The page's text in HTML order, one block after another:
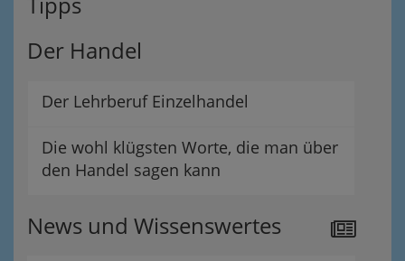
Der Handel
Der Lehrberuf Einzelhandel
Die wohl klügsten Worte, die man über
den Handel sagen kann
News und Wissenswertes